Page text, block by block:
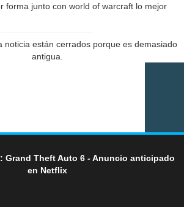
forma junto con world of warcraft lo mejor
noticia están cerrados porque es demasiado
antigua.
Grand Theft Auto 6 - Anuncio anticipado
en Netflix